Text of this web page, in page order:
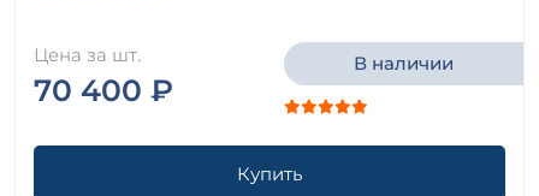
Цена за шт.
70 400 ₽
В наличии
Купить